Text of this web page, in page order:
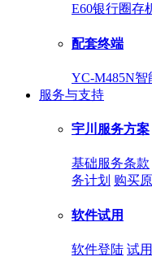
E60银行圈存
配套终端
YC-M485N智
服务与支持
宇川服务方案
基础服务条款
务计划 购买
软件试用
软件登陆 试